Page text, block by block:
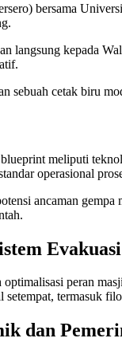
bersama
langsung kepada
sebuah cetak biru
meliputi
operasional
ancaman
Evakuasi
optimalisasi peran
termasuk
dan